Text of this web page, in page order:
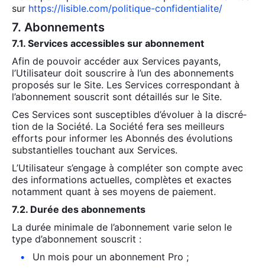
sur https://lisible.com/politique-confidentialite/
7. Abonnements
7.1. Ser­vices acces­sibles sur abon­ne­ment
Afin de pou­voir accé­der aux Ser­vices payants,
l’Utilisateur doit sous­crire à l’un des abon­ne­ments
pro­po­sés sur le Site. Les Ser­vices cor­res­pon­dant à
l’abonnement sous­crit sont détaillés sur le Site.
Ces Ser­vices sont sus­cep­tibles d’évoluer à la dis­cré­
tion de la Socié­té. La Socié­té fera ses meilleurs
efforts pour infor­mer les Abon­nés des évo­lu­tions
sub­stan­tielles tou­chant aux Ser­vices.
L’Utilisateur s’engage à com­plé­ter son compte avec
des infor­ma­tions actuelles, com­plètes et exactes
notam­ment quant à ses moyens de paie­ment.
7.2. Durée des abon­ne­ments
La durée mini­male de l’abonnement varie selon le
type d’abonnement sous­crit :
Un mois pour un abon­ne­ment Pro ;